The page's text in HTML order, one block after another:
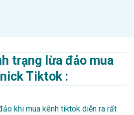
trạng lừa đảo mua
Tiktok :
khi mua kênh tiktok diễn ra rất